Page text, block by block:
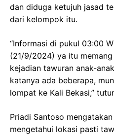
dan diduga ketujuh jasad
dari kelompok itu.
“Informasi di pukul 03:00
(21/9/2024) ya itu
kejadian tawuran anak-
katanya ada beberapa,
lompat ke Kali Bekasi,”
Priadi Santoso
mengetahui lokasi pasti